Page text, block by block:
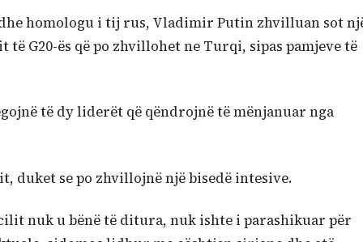
homologu i tij rus, Vladimir Putin zhvilluan sot
G20-ës që po zhvillohet ne Turqi, sipas pamjeve të
të dy liderët që qëndrojnë të mënjanuar nga
duket se po zhvillojnë një bisedë intesive.
nuk u bënë të ditura, nuk ishte i parashikuar për